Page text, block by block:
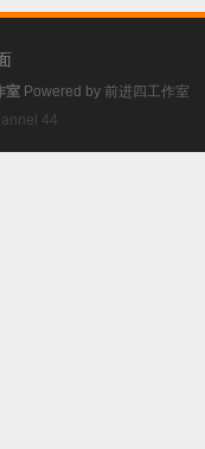
室 Powered by 前进四工作室
44